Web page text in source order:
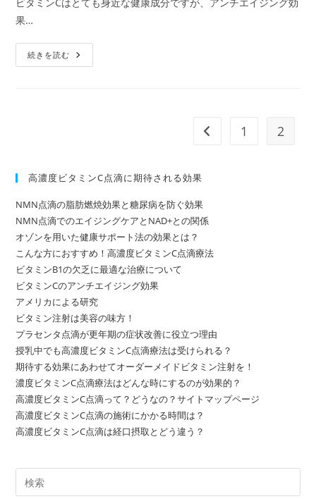
軽
ゴ
リ
メ
ン
ト:
果…
続きを読む 高
濃
酸
化
用
に
つ
い
て
前のページヘ
1 2
高濃度ビタミンC点滴に期待される効果
NMN点滴の脂肪燃焼効果と糖尿病を防ぐ効果
NMN点滴でのエイジングケアとNAD+との関係
オゾンを用いた健康サポート法の効果とは？
こんな方におすすめ！高濃度ビタミンC点滴療法
ビタミンB1の欠乏に最適な治療について
ビタミンCのアンチエイジング効果
アメリカによる研究
ビタミン注射は美容の味方！
プラセンタ点滴が更年期の症状改善に役立つ理由
授乳中でも高濃度ビタミンC点滴療法は受けられる？
期待する効果にあわせてオーダーメイドビタミン注射を！
濃度ビタミンC点滴療法はどんな時にするのが効果的？
高濃度ビタミンC点滴って？どうなの？サイトマップページ
高濃度ビタミンC点滴の施術にかかる時間は？
高濃度ビタミンC点滴は経口摂取とどう違う？